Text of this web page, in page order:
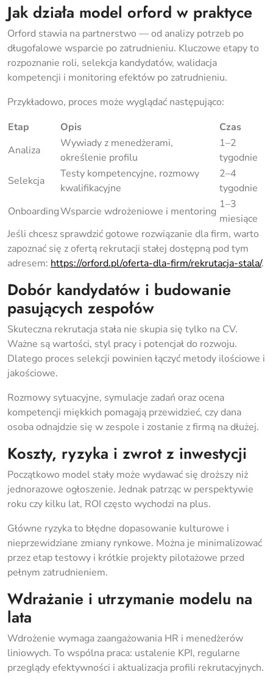
Jak działa model orford w praktyce
Orford stawia na partnerstwo — od analizy potrzeb po
długofalowe wsparcie po zatrudnieniu. Kluczowe etapy to
rozpoznanie roli, selekcja kandydatów, walidacja
kompetencji i monitoring efektów po zatrudnieniu.
Przykładowo, proces może wyglądać następująco:
Etap
Opis
Czas
Analiza
Wywiady z menedżerami,
określenie profilu
1–2
tygodnie
Selekcja
Testy kompetencyjne, rozmowy
kwalifikacyjne
2–4
tygodnie
OnboardingWsparcie wdrożeniowe i mentoring
1–3
miesiące
Jeśli chcesz sprawdzić gotowe rozwiązanie dla firm, warto
zapoznać się z ofertą rekrutacji stałej dostępną pod tym
adresem: https://orford.pl/oferta-dla-firm/rekrutacja-stala/.
Dobór kandydatów i budowanie
pasujących zespołów
Skuteczna rekrutacja stała nie skupia się tylko na CV.
Ważne są wartości, styl pracy i potencjał do rozwoju.
Dlatego proces selekcji powinien łączyć metody ilościowe i
jakościowe.
Rozmowy sytuacyjne, symulacje zadań oraz ocena
kompetencji miękkich pomagają przewidzieć, czy dana
osoba odnajdzie się w zespole i zostanie z firmą na dłużej.
Koszty, ryzyka i zwrot z inwestycji
Początkowo model stały może wydawać się droższy niż
jednorazowe ogłoszenie. Jednak patrząc w perspektywie
roku czy kilku lat, ROI często wychodzi na plus.
Główne ryzyka to błędne dopasowanie kulturowe i
nieprzewidziane zmiany rynkowe. Można je minimalizować
przez etap testowy i krótkie projekty pilotażowe przed
pełnym zatrudnieniem.
Wdrażanie i utrzymanie modelu na
lata
Wdrożenie wymaga zaangażowania HR i menedżerów
liniowych. To wspólna praca: ustalenie KPI, regularne
przeglądy efektywności i aktualizacja profili rekrutacyjnych.